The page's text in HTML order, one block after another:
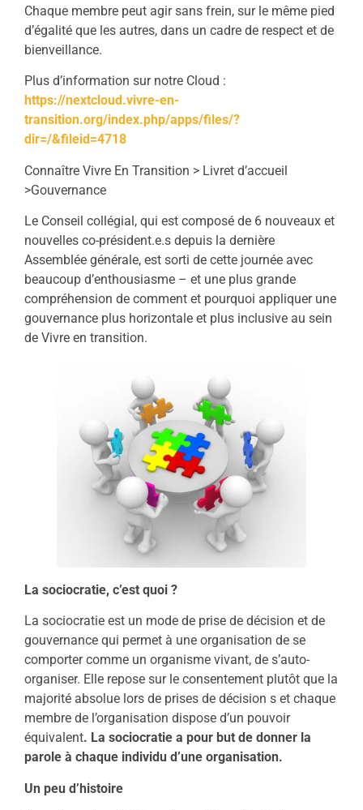
Chaque membre peut agir sans frein, sur le même pied
d’égalité que les autres, dans un cadre de respect et de
bienveillance.
Plus d’information sur notre Cloud :
https://nextcloud.vivre-en-
transition.org/index.php/apps/files/?
dir=/&fileid=4718
Connaître Vivre En Transition > Livret d’accueil
>Gouvernance
Le Conseil collégial, qui est composé de 6 nouveaux et
nouvelles co-président.e.s depuis la dernière
Assemblée générale, est sorti de cette journée avec
beaucoup d’enthousiasme – et une plus grande
compréhension de comment et pourquoi appliquer une
gouvernance plus horizontale et plus inclusive au sein
de Vivre en transition.
La sociocratie, c’est quoi ?
La sociocratie est un mode de prise de décision et de
gouvernance qui permet à une organisation de se
comporter comme un organisme vivant, de s’auto-
organiser. Elle repose sur le consentement plutôt que la
majorité absolue lors de prises de décision s et chaque
membre de l’organisation dispose d’un pouvoir
équivalent. La sociocratie a pour but de donner la
parole à chaque individu d’une organisation.
Un peu d’histoire